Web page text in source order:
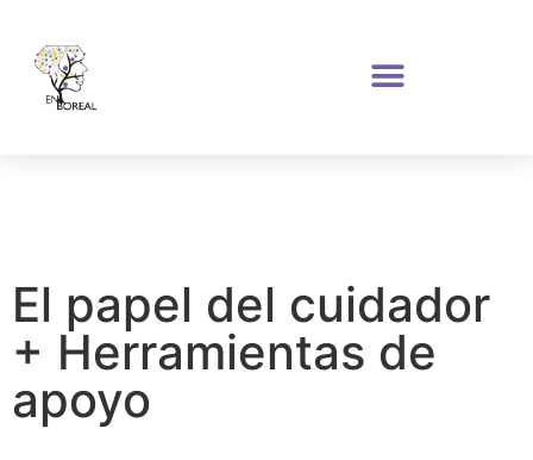
El papel del cuidador
+ Herramientas de
apoyo